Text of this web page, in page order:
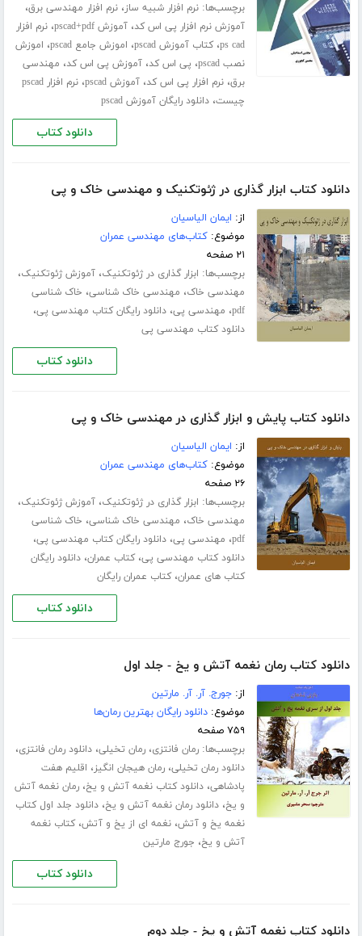
برچسب‌ها:نرم افزار شبیه ساز،نرم افزار مهندسی برق،
آموزش نرم افزار پی اس کد،آموزش pscad+pdf ،نرم افزار
ps cad،کتاب آموزش pscad ، اموزش جامع pscad ، اموزش
نصب pscad
، پی اس کد،آموزش پی اس کد، مهندسی
برق،نرم افزار پی اس کد،آموزش pscad ،
نرم افزار pscad
چیست،دانلود رایگان آموزش pscad
دانلود کتاب
دانلود کتاب ابزار گذاری در ژئوتکنیک و مهندسی خاک و پی
از: ایمان الیاسیان
موضوع:کتاب‌های مهندسی عمران
۲۱ صفحه
برچسب‌ها: ابزار گذاری در ژئوتکنیک،آموزش ژئوتکنیک،
مهندسی خاک، مهندسی خاک شناسی، خاک شناسی
pdf، مهندسی پی،دانلود رایگان کتاب مهندسی پی،
دانلود کتاب مهندسی پی
دانلود کتاب
دانلود کتاب پایش و ابزار گذاری در مهندسی خاک و پی
از: ایمان الیاسیان
موضوع:کتاب‌های مهندسی عمران
۲۶ صفحه
برچسب‌ها: ابزار گذاری در ژئوتکنیک،آموزش ژئوتکنیک،
مهندسی خاک، مهندسی خاک شناسی، خاک شناسی
pdf، مهندسی پی،دانلود رایگان کتاب مهندسی پی،
دانلود کتاب مهندسی پی،کتاب عمران،دانلود رایگان
کتاب های عمران،کتاب عمران رایگان
دانلود کتاب
دانلود کتاب رمان نغمه آتش و یخ - جلد اول
از:جورج. آر. آر. مارتین
موضوع:دانلود رایگان بهترین رمان‌ها
۷۵۹ صفحه
برچسب‌ها:رمان فانتزی،رمان تخیلی،دانلود رمان فانتزی،
دانلود رمان تخیلی،رمان هیجان انگیز، اقلیم هفت
پادشاهی،دانلود کتاب نغمه آتش و یخ،رمان نغمه آتش
و یخ،دانلود رمان نغمه آتش و یخ،دانلود جلد اول کتاب
نغمه یخ و آتش،نغمه ای از یخ و آتش،کتاب نغمه
آتش و یخ، جورج مارتین
دانلود کتاب
دانلود کتاب نغمه آتش و یخ - جلد دوم